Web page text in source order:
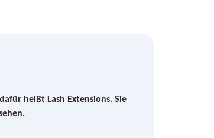
heißt Lash Extensions. Sie